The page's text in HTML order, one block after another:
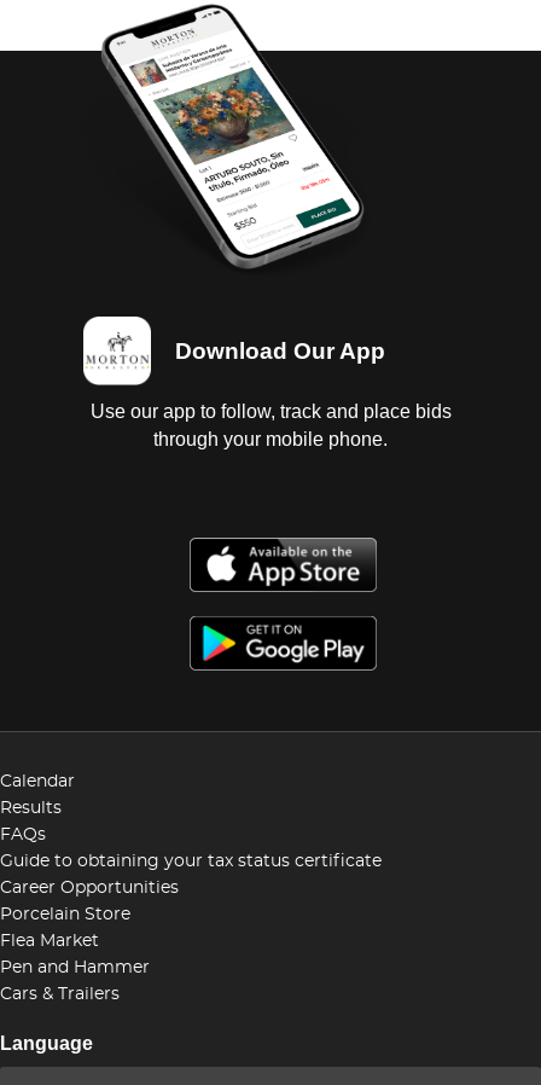
Download Our App
Use our app to follow, track and place bids
through your mobile phone.
Calendar
Results
FAQs
Guide to obtaining your tax status certificate
Career Opportunities
Porcelain Store
Flea Market
Pen and Hammer
Cars & Trailers
Language